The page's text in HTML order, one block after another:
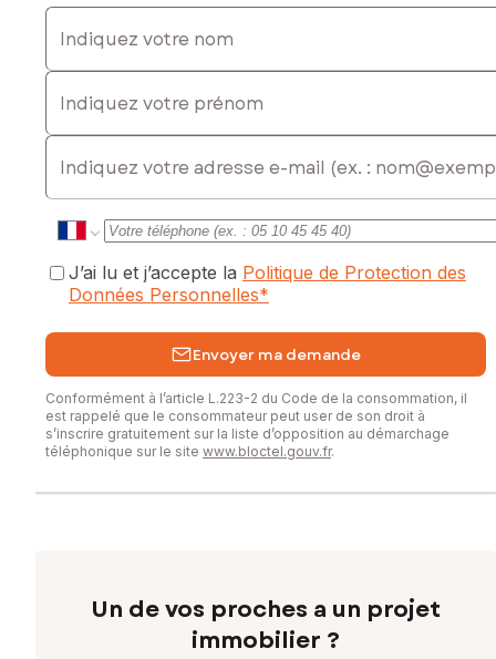
Indiquez votre nom
Indiquez votre prénom
E-mail
J’ai lu et j’accepte la Politique de Protection des
Données Personnelles*
Envoyer ma demande
Conformément à l’article L.223-2 du Code de la consommation, il
est rappelé que le consommateur peut user de son droit à
s’inscrire gratuitement sur la liste d’opposition au démarchage
téléphonique sur le site www.bloctel.gouv.fr.
Un de vos proches a un projet
immobilier ?